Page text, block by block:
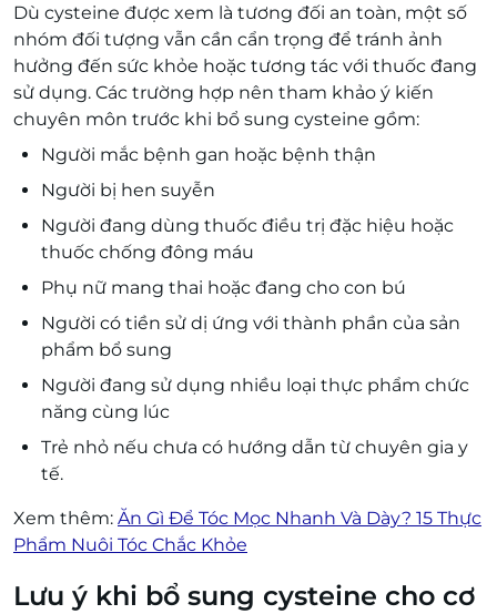
Dù cysteine được xem là tương đối an toàn, một số
nhóm đối tượng vẫn cần cẩn trọng để tránh ảnh
hưởng đến sức khỏe hoặc tương tác với thuốc đang
sử dụng. Các trường hợp nên tham khảo ý kiến
chuyên môn trước khi bổ sung cysteine gồm:
Người mắc bệnh gan hoặc bệnh thận
Người bị hen suyễn
Người đang dùng thuốc điều trị đặc hiệu hoặc
thuốc chống đông máu
Phụ nữ mang thai hoặc đang cho con bú
Người có tiền sử dị ứng với thành phần của sản
phẩm bổ sung
Người đang sử dụng nhiều loại thực phẩm chức
năng cùng lúc
Trẻ nhỏ nếu chưa có hướng dẫn từ chuyên gia y
tế.
Xem thêm: Ăn Gì Để Tóc Mọc Nhanh Và Dày? 15 Thực
Phẩm Nuôi Tóc Chắc Khỏe
Lưu ý khi bổ sung cysteine cho cơ